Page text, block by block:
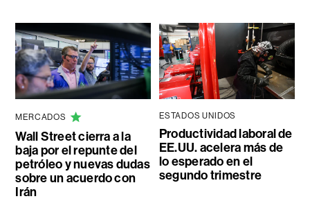
MERCADOS
Wall Street cierra a la
baja por el repunte del
petróleo y nuevas dudas
sobre un acuerdo con
Irán
ESTADOS UNIDOS
Productividad laboral de
EE.UU. acelera más de
lo esperado en el
segundo trimestre